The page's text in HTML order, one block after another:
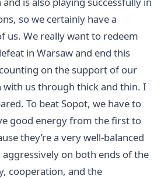
so we certainly have a
us. We really want to redeem
in Warsaw and end this
on the support of our
with us through thick and thin. I
To beat Sopot, we have to
good energy from the first to
they’re a very well-balanced
on both ends of the
cooperation, and the